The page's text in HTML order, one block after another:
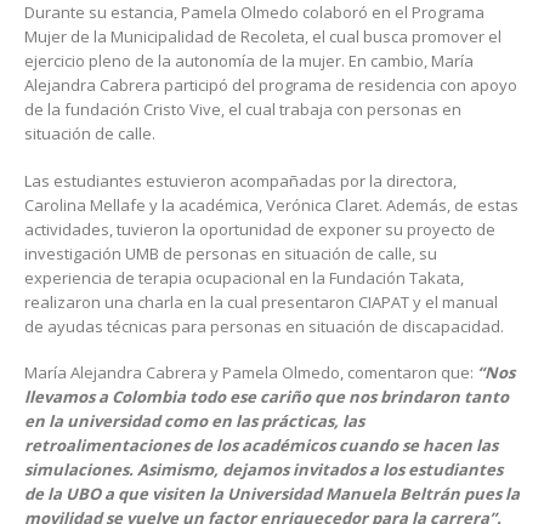
Durante su estancia, Pamela Olmedo colaboró en el Programa
Mujer de la Municipalidad de Recoleta, el cual busca promover el
ejercicio pleno de la autonomía de la mujer. En cambio, María
Alejandra Cabrera participó del programa de residencia con apoyo
de la fundación Cristo Vive, el cual trabaja con personas en
situación de calle.
Las estudiantes estuvieron acompañadas por la directora,
Carolina Mellafe y la académica, Verónica Claret. Además, de estas
actividades, tuvieron la oportunidad de exponer su proyecto de
investigación UMB de personas en situación de calle, su
experiencia de terapia ocupacional en la Fundación Takata,
realizaron una charla en la cual presentaron CIAPAT y el manual
de ayudas técnicas para personas en situación de discapacidad.
María Alejandra Cabrera y Pamela Olmedo, comentaron que: “Nos
llevamos a Colombia todo ese cariño que nos brindaron tanto
en la universidad como en las prácticas, las
retroalimentaciones de los académicos cuando se hacen las
simulaciones. Asimismo, dejamos invitados a los estudiantes
de la UBO a que visiten la Universidad Manuela Beltrán pues la
movilidad se vuelve un factor enriquecedor para la carrera”.